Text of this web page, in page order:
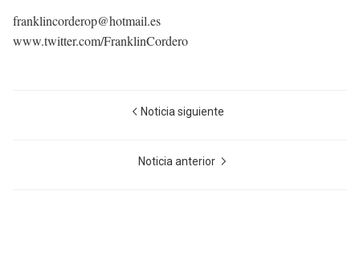
franklincorderop@hotmail.es
www.twitter.com/FranklinCordero
Noticia siguiente
Noticia anterior